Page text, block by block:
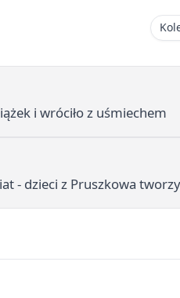
i wróciło z uśmiechem
- dzieci z Pruszkowa